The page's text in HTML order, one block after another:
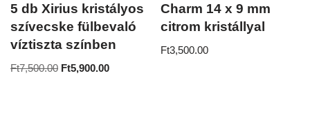
5 db Xirius kristályos
szívecske fülbevaló
víztiszta színben
Ft7,500.00 Ft5,900.00
Charm 14 x 9 mm
citrom kristállyal
Ft3,500.00